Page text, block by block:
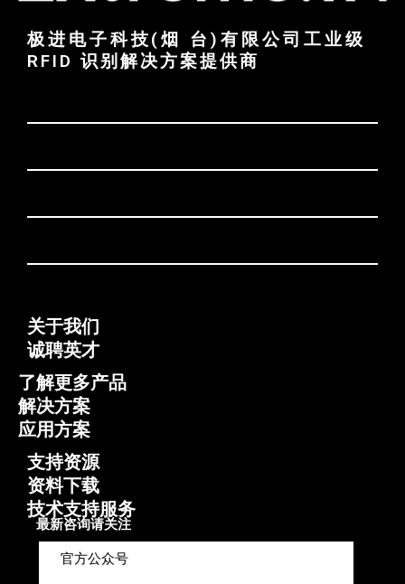
极进电子科技(烟 台)有限公司工业级
RFID 识别解决方案提供商
关于我们
诚聘英才
了解更多产品
解决方案
应用方案
支持资源
资料下载
技术支持服务
最新咨询请关注
官方公众号